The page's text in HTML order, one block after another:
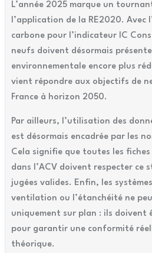
L’année 2025 marque un
l’application de la RE2020. Avec
carbone pour l’indicateur IC
neufs doivent désormais
environnementale encore plus
vient répondre aux objectifs de
France à horizon 2050.
Par ailleurs, l’utilisation des
est désormais encadrée par les
Cela signifie que toutes les
dans l’ACV doivent respecter ce
jugées valides. Enfin, les
ventilation ou l’étanchéité ne
uniquement sur plan : ils doivent
pour garantir une conformité
théorique.